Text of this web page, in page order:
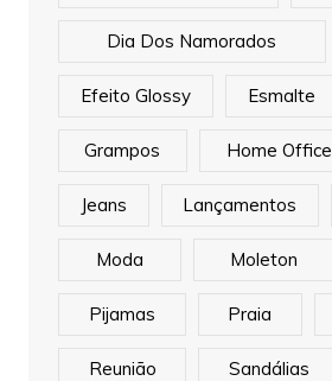
Dia Dos Namorados
Efeito Glossy Esmalte
Grampos Home Office
Jeans Lançamentos
Moda Moleton
Pijamas Praia
Reunião Sandálias